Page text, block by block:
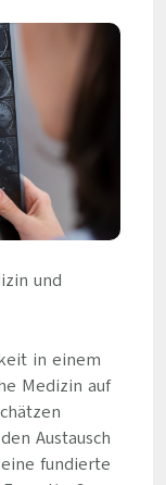
und
in einem
Medizin auf
Austausch
fundierte